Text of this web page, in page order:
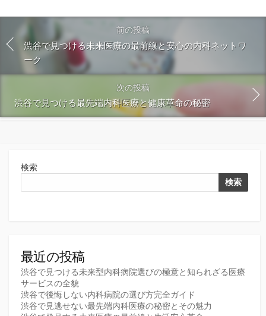
前の投稿
渋谷で見つける未来医療の最前線と安心の内科ネットワ
ーク
次の投稿
渋谷で見つける最先端内科医療と健康革命の秘密
検索
検索
最近の投稿
渋谷で見つける未来型内科病院選びの極意と知られざる医療
サービスの全貌
渋谷で後悔しない内科病院の選び方完全ガイド
渋谷で見逃せない最先端内科医療の秘密とその魅力